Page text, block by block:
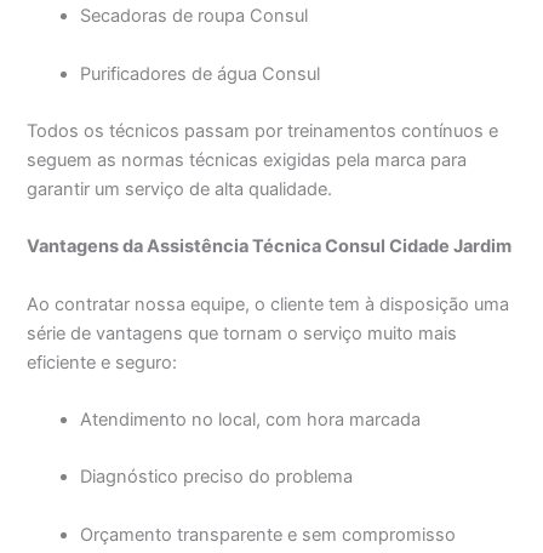
Secadoras de roupa Consul
Purificadores de água Consul
Todos os técnicos passam por treinamentos contínuos e
seguem as normas técnicas exigidas pela marca para
garantir um serviço de alta qualidade.
Vantagens da Assistência Técnica Consul Cidade Jardim
Ao contratar nossa equipe, o cliente tem à disposição uma
série de vantagens que tornam o serviço muito mais
eficiente e seguro:
Atendimento no local, com hora marcada
Diagnóstico preciso do problema
Orçamento transparente e sem compromisso